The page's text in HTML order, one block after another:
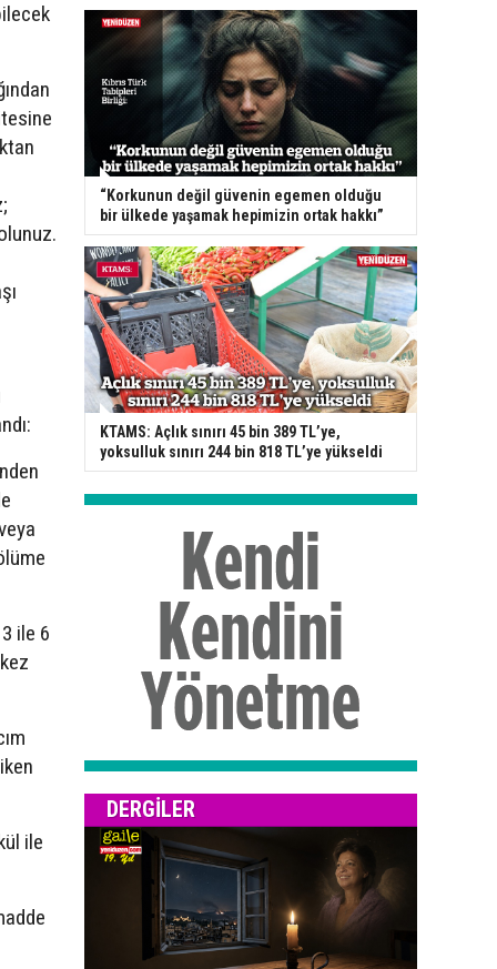
ile 6
ile
“Korkunun değil güvenin egemen olduğu
bir ülkede yaşamak hepimizin ortak hakkı”
KTAMS: Açlık sınırı 45 bin 389 TL’ye,
yoksulluk sınırı 244 bin 818 TL’ye yükseldi
DERGILER